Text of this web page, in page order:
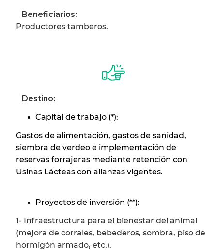
Beneficiarios:
Productores tamberos.
Destino:
Capital de trabajo (*):
Gastos de alimentación, gastos de sanidad,
siembra de verdeo e implementación de
reservas forrajeras mediante retención con
Usinas Lácteas con alianzas vigentes.
Proyectos de inversión (**):
1- Infraestructura para el bienestar del animal
(mejora de corrales, bebederos, sombra, piso de
hormigón armado, etc.).